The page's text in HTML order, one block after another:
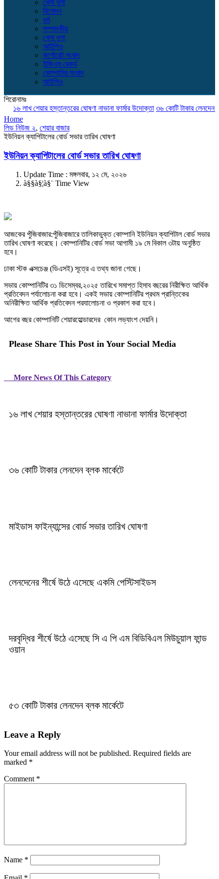
খেলা ধুলা
বিনোদন
ধর্ম
সম্পাদকীয়
খেলা ধুলা
আইপিও
কর্পোরেট সংবাদ
ইজিএম রেকর্ড
কোম্পানির সংবাদ
আইপিও
শিরোনামঃ
১৬ লাখ শেয়ার হস্তান্তরের ঘোষণা নাভানা ফার্মার উদোক্তা ৩৬ কোটি টাকার লেনদেন ব্লক
Home
লিড নিউজ ২, শেয়ার বাজার
ইউনিয়ন ক্যাপিটালের বোর্ড সভার তারিখ ঘোষণা
ইউনিয়ন ক্যাপিটালের বোর্ড সভার তারিখ ঘোষণা
Update Time : মঙ্গলবার, ১২ মে, ২০২৬
à§§à§¦à§¨ Time View
আজকের পুঁজিবাজার:পুঁজিবাজারে তালিকাভুক্ত কোম্পানি ইউনিয়ন ক্যাপিটাল বোর্ড সভার
তারিখ ঘোষণা করেছে। কোম্পানিটির বোর্ড সভা আগামী ১৯ মে বিকাল ৩টায় অনুষ্ঠিত
হবে।
ঢাকা স্টক এক্সচেঞ্জ (ডিএসই) সূত্রে এ তথ্য জানা গেছে।
সভায় কোম্পানিটির ৩১ ডিসেম্বর,২০২৫ তারিখে সমাপ্ত হিসাব বছরের নিরীক্ষিত আর্থিক
প্রতিবেদন পর্যালোচনা করা হবে। একই সভায় কোম্পানিটির প্রথম প্রান্তিকের
অনিরীক্ষিত আর্থিক প্রতিবেদন পরযালোচনা ও প্রকাশ করা হবে।
আগের বছর কোম্পানিটি শেয়ারহোল্ডারদের কোন লভ্যাংশ দেয়নি।
Please Share This Post in Your Social Media
More News Of This Category
১৬ লাখ শেয়ার হস্তান্তরের ঘোষণা নাভানা ফার্মার উদোক্তা
৩৬ কোটি টাকার লেনদেন ব্লক মার্কেটে
মাইডাস ফাইন্যান্সের বোর্ড সভার তারিখ ঘোষণা
লেনদেনের শীর্ষে উঠে এসেছে একমি পেস্টিসাইডস
দরবৃদ্ধির শীর্ষে উঠে এসেছে সি এ পি এম বিডিবিএল মিউচুয়াল ফান্ড
ওয়ান
৫৩ কোটি টাকার লেনদেন ব্লক মার্কেটে
Leave a Reply
Your email address will not be published. Required fields are
marked *
Comment *
Name *